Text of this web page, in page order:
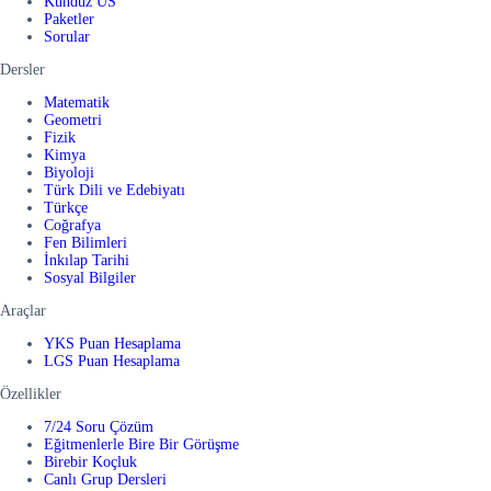
Paketler
Sorular
Dersler
Matematik
Geometri
Fizik
Kimya
Biyoloji
Türk Dili ve Edebiyatı
Türkçe
Coğrafya
Fen Bilimleri
İnkılap Tarihi
Sosyal Bilgiler
Araçlar
YKS Puan Hesaplama
LGS Puan Hesaplama
Özellikler
7/24 Soru Çözüm
Eğitmenlerle Bire Bir Görüşme
Birebir Koçluk
Canlı Grup Dersleri